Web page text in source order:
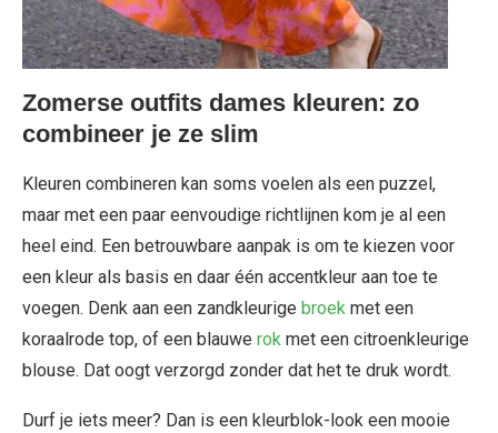
Zomerse outfits dames kleuren: zo
combineer je ze slim
Kleuren combineren kan soms voelen als een puzzel,
maar met een paar eenvoudige richtlijnen kom je al een
heel eind. Een betrouwbare aanpak is om te kiezen voor
een kleur als basis en daar één accentkleur aan toe te
voegen. Denk aan een zandkleurige broek met een
koraalrode top, of een blauwe rok met een citroenkleurige
blouse. Dat oogt verzorgd zonder dat het te druk wordt.
Durf je iets meer? Dan is een kleurblok-look een mooie